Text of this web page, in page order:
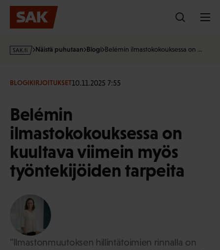
Hyppää
sisältöön
s
·
Näistä puhutaan Blogi Belémin ilmastokokouksessa on …
BLOGIKIRJOITUKSET10.11.2025 7:55
Belémin
ilmastokokouksessa on
kuultava viimein myös
työntekijöiden tarpeita
"Ilmastonmuutoksen hillintätoimien rinnalla on